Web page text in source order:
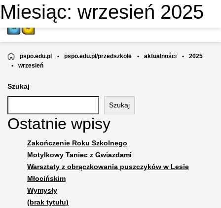
PRZEDSZKOLE NIEPUBLICZNE
MOTYLKOWA AKADEMIA
pspo.edu.pl • pspo.edu.pl/przedszkole • aktualności •
2025
•
wrzesień
Szukaj
Szukaj
Ostatnie wpisy
Zakończenie Roku Szkolnego
Motylkowy Taniec z Gwiazdami
Warsztaty z obrączkowania puszczyków w Lesie
Młocińskim
Wymysły
(brak tytułu)
Miesiąc: wrzesień 2025